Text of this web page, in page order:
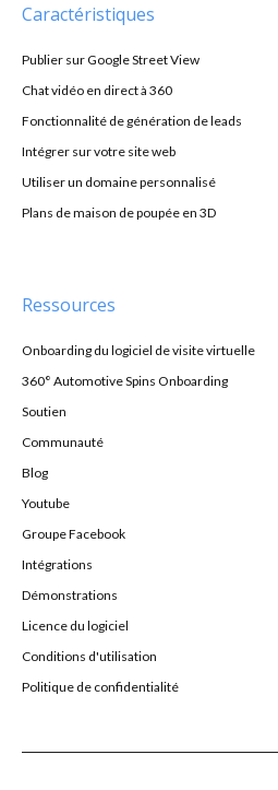
Caractéristiques
Publier sur Google Street View
Chat vidéo en direct à 360
Fonctionnalité de génération de leads
Intégrer sur votre site web
Utiliser un domaine personnalisé
Plans de maison de poupée en 3D
Ressources
Onboarding du logiciel de visite virtuelle
360° Automotive Spins Onboarding
Soutien
Communauté
Blog
Youtube
Groupe Facebook
Intégrations
Démonstrations
Licence du logiciel
Conditions d'utilisation
Politique de confidentialité